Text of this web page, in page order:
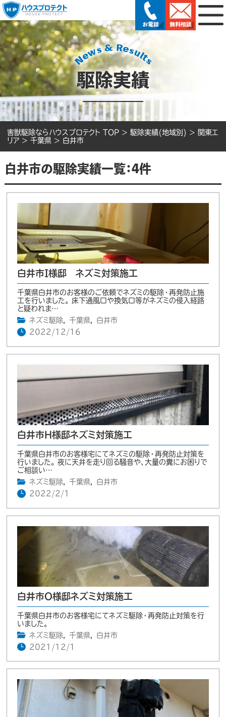
駆除実績
害獣駆除ならハウスプロテクト TOP > 駆除実績(地域別) > 関東エ
リア > 千葉県 > 白井市
白井市の駆除実績一覧：4件
白井市I様邸 ネズミ対策施工
千葉県白井市のお客様のご依頼でネズミの駆除・再発防止施
工を行いました。 床下通風口や換気口等がネズミの侵入経路
と疑われま…
ネズミ駆除, 千葉県,
白井市
2022/12/16
白井市H様邸ネズミ対策施工
千葉県白井市のお客様宅にてネズミの駆除・再発防止対策を
行いました。 夜に天井を走り回る騒音や、大量の糞にお困りで
ご相談い…
ネズミ駆除
千葉県
白井市
2022/2/1
白井市O様邸ネズミ対策施工
千葉県白井市のお客様宅にてネズミ駆除・再発防止対策を行
いました。
ネズミ駆除
千葉県
白井市
2021/12/1